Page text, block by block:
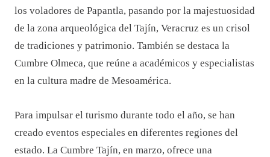
los voladores de Papantla, pasando por la majestuosidad
de la zona arqueológica del Tajín, Veracruz es un crisol
de tradiciones y patrimonio. También se destaca la
Cumbre Olmeca, que reúne a académicos y especialistas
en la cultura madre de Mesoamérica.
Para impulsar el turismo durante todo el año, se han
creado eventos especiales en diferentes regiones del
estado. La Cumbre Tajín, en marzo, ofrece una